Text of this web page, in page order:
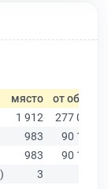
място от общо
1 912
277 019
983
90 178
983
90 178
3